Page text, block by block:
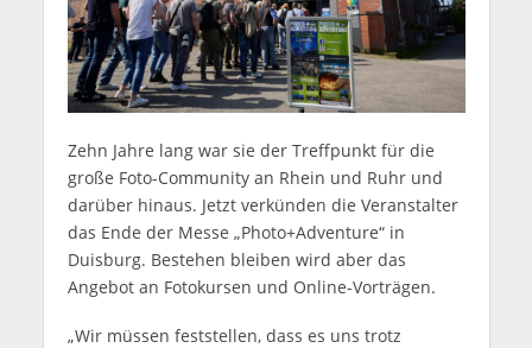
Zehn Jahre lang war sie der Treffpunkt für die
große Foto-Community an Rhein und Ruhr und
darüber hinaus. Jetzt verkünden die Veranstalter
das Ende der Messe „Photo+Adventure“ in
Duisburg. Bestehen bleiben wird aber das
Angebot an Fotokursen und Online-Vorträgen.
„Wir müssen feststellen, dass es uns trotz